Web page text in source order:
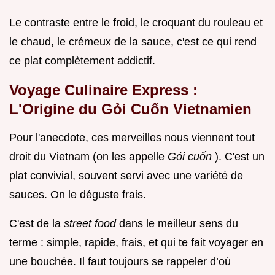
Le contraste entre le froid, le croquant du rouleau et
le chaud, le crémeux de la sauce, c'est ce qui rend
ce plat complètement addictif.
Voyage Culinaire Express :
L'Origine du Gỏi Cuốn Vietnamien
Pour l'anecdote, ces merveilles nous viennent tout
droit du Vietnam (on les appelle Gỏi cuốn ). C'est un
plat convivial, souvent servi avec une variété de
sauces. On le déguste frais.
C'est de la street food dans le meilleur sens du
terme : simple, rapide, frais, et qui te fait voyager en
une bouchée. Il faut toujours se rappeler d’où